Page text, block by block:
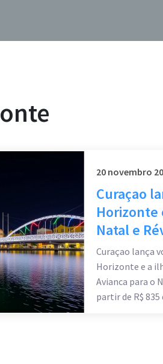
20 novembro
Curaçao
Horizonte
Natal e
Curaçao lança
Horizonte e a
Avianca para o
partir de R$